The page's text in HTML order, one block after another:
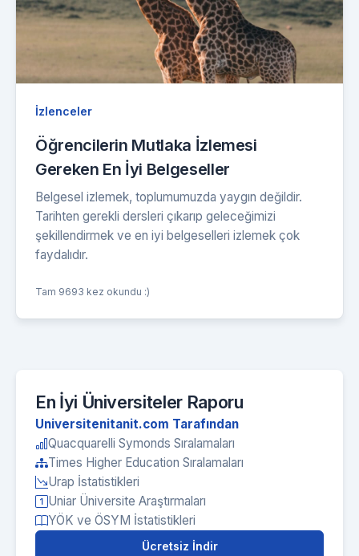
İzlenceler
Öğrencilerin Mutlaka İzlemesi
Gereken En İyi Belgeseller
Belgesel izlemek, toplumumuzda yaygın değildir.
Tarihten gerekli dersleri çıkarıp geleceğimizi
şekillendirmek ve en iyi belgeselleri izlemek çok
faydalıdır.
Tam 9693 kez okundu :)
En İyi Üniversiteler Raporu
Universitenitanit.com Tarafından
Quacquarelli Symonds Sıralamaları
Times Higher Education Sıralamaları
Urap İstatistikleri
Uniar Üniversite Araştırmaları
YÖK ve ÖSYM İstatistikleri
Ücretsiz İndir